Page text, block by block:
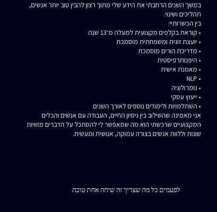
במשך השנים הרחבתי את הידע שלי מתוך רצון להבין טוב יותר אנשים,
תהליכים ושינוי.
בין הכשרותיי:
• קוראת בקלפים מקצועית למעלה מ־13 שנה
• יועצת זוגית ומשפחתית מוסמכת
• מדריכת הורים מוסמכת
• היפנותרפיסטית
• מאמנת אישית
• NLP
• נומרולוגיה
• ייעוץ עסקי
• השתלמויות ולימודים נוספים לאורך השנים
אני מאמינה שהשילוב בין ניסיון החיים, העבודה עם אנשים והכלים
המקצועיים שרכשתי הוא מה שמאפשר לי להסתכל על הדברים מזוויות
שונות וללוות אנשים בצורה עמוקה, אנושית ומעשית.
לפעמים כל מה שצריך זה שיחה אחת טובה